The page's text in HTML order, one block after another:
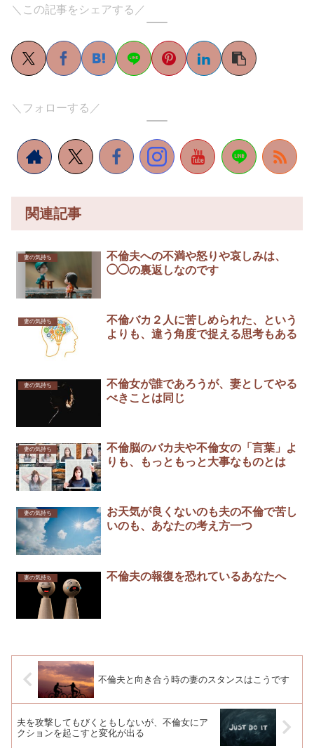
＼この記事をシェアする／
＼フォローする／
関連記事
妻の気持ち
不倫夫への不満や怒りや哀しみは、
◯◯の裏返しなのです
妻の気持ち
不倫バカ２人に苦しめられた、という
よりも、違う角度で捉える思考もある
妻の気持ち
不倫女が誰であろうが、妻としてやる
べきことは同じ
妻の気持ち
不倫脳のバカ夫や不倫女の「言葉」よ
りも、もっともっと大事なものとは
妻の気持ち
お天気が良くないのも夫の不倫で苦し
いのも、あなたの考え方一つ
妻の気持ち 不倫夫の報復を恐れているあなたへ
不倫夫と向き合う時の妻のスタンスはこうです
夫を攻撃してもびくともしないが、不倫女にア
クションを起こすと変化が出る